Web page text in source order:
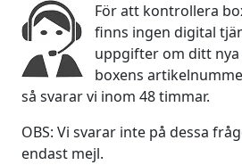
För att kontrollera
finns ingen digital
uppgifter om ditt
boxens
så svarar vi inom 48 timmar.
OBS: Vi svarar inte på dessa
endast mejl.